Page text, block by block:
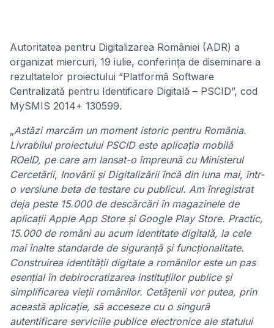
Autoritatea pentru Digitalizarea României (ADR) a
organizat miercuri, 19 iulie, conferința de diseminare a
rezultatelor proiectului “Platformă Software
Centralizată pentru Identificare Digitală – PSCID”, cod
MySMIS 2014+ 130599.
„Astăzi marcăm un moment istoric pentru România.
Livrabilul proiectului PSCID este aplicația mobilă
ROeID, pe care am lansat-o împreună cu Ministerul
Cercetării, Inovării și Digitalizării încă din luna mai, într-
o versiune beta de testare cu publicul. Am înregistrat
deja peste 15.000 de descărcări în magazinele de
aplicații Apple App Store și Google Play Store. Practic,
15.000 de români au acum identitate digitală, la cele
mai înalte standarde de siguranță și funcționalitate.
Construirea identității digitale a românilor este un pas
esențial în debirocratizarea instituțiilor publice și
simplificarea vieții românilor. Cetățenii vor putea, prin
această aplicație, să acceseze cu o singură
autentificare serviciile publice electronice ale statului